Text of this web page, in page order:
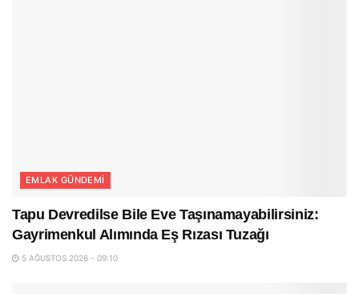
EMLAK GÜNDEMI
Tapu Devredilse Bile Eve Taşınamayabilirsiniz:
Gayrimenkul Alımında Eş Rızası Tuzağı
5 AĞUSTOS 2026 - 09:10